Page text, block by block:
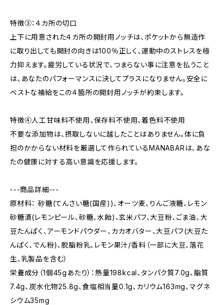
特徴③：４カ所の切口
上下に用意された４カ所の開封用ノッチは、ポケットから無造作
に取り出しても開封の向きは100％正しく、運動中のストレスを極
力抑えます。疲労している状況で、つまらない事に注意を払うこと
は、あなたのパフォーマンスに決してプラスになりません。安全に
ベストな補給をこの４箇所の開封用ノッチが約束します。
特徴④人工甘味料不使用、保存料不使用、着色料不使用
不要な添加物は、摂取しないに越したことはありません。体に負
担のかからない材料を厳選して作られているMANABARは、あな
たの健康に対する高い意識を応援します。
---商品詳細---
原材料： 砂糖(てんさい糖(国産))、オーツ麦、りんご液糖、レモン
砂糖漬(レモンピール、砂糖、水飴)、玄米パフ、大豆粉、ごま油、大
豆たんぱく、アーモンドパウダー、カカオバター、大豆パフ(大豆た
んぱく、でん粉)、脱脂粉乳、レモン果汁/香料（一部に大豆、落花
生、乳製品を含む）
栄養成分（1個45gあたり）：熱量198kcal、タンパク質7.0g、脂質
7.4g、炭水化物25.8g、食塩相当量0.1g、カリウム163mg、マグネ
シウム35mg